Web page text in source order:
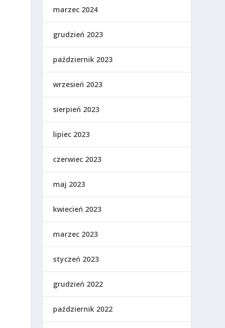
marzec 2024
grudzień 2023
październik 2023
wrzesień 2023
sierpień 2023
lipiec 2023
czerwiec 2023
maj 2023
kwiecień 2023
marzec 2023
styczeń 2023
grudzień 2022
październik 2022